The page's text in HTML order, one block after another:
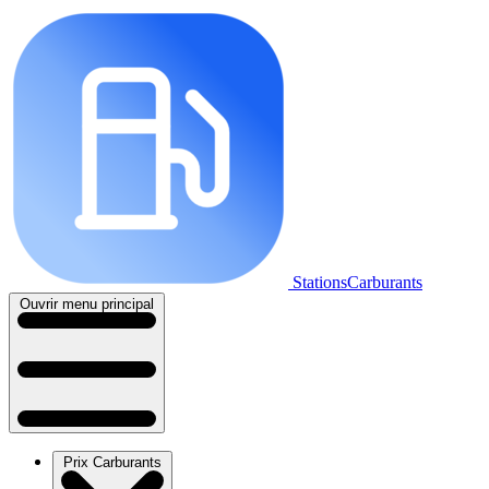
StationsCarburants
Ouvrir menu principal
Prix Carburants